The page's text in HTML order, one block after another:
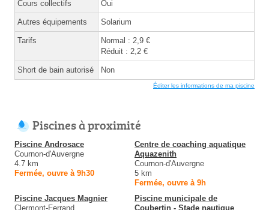
Cours collectifs Oui
Autres équipements Solarium
Tarifs
Normal : 2,9 €
Réduit : 2,2 €
Short de bain autorisé Non
Éditer les informations de ma piscine
Piscines à proximité
Piscine Androsace
Cournon-d'Auvergne
4.7 km
Fermée, ouvre à 9h30
Centre de coaching aquatique
Aquazenith
Cournon-d'Auvergne
5 km
Fermée, ouvre à 9h
Piscine Jacques Magnier
Clermont-Ferrand
Piscine municipale de
Coubertin - Stade nautique